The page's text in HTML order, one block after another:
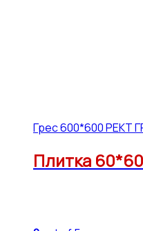
Грес 600*600 РЕКТ
Плитка